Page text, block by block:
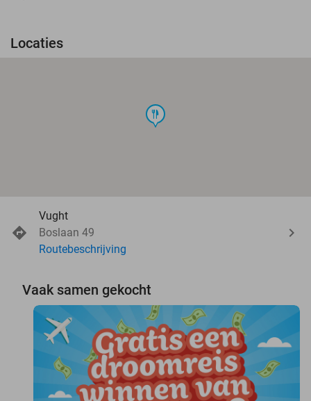
Locaties
food
Vught
Boslaan 49
Routebeschrijving
Vaak samen gekocht